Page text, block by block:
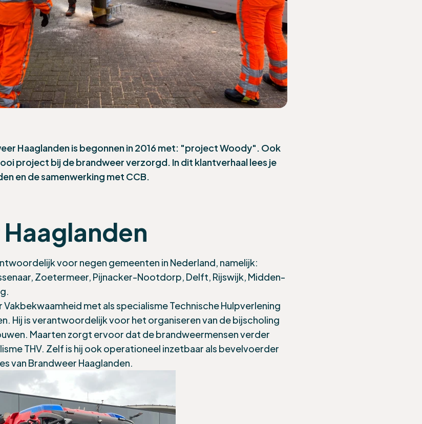
Haaglanden is begonnen in 2016 met: "project Woody". Ook
project bij de brandweer verzorgd. In dit klantverhaal lees je
en de samenwerking met CCB.
voor negen gemeenten in Nederland, namelijk:
Zoetermeer, Pijnacker-Nootdorp, Delft, Rijswijk, Midden-
met als specialisme Technische Hulpverlening
Hij is verantwoordelijk voor het organiseren van de bijscholing
Maarten zorgt ervoor dat de brandweermensen verder
THV. Zelf is hij ook operationeel inzetbaar als bevelvoerder
van Brandweer Haaglanden.